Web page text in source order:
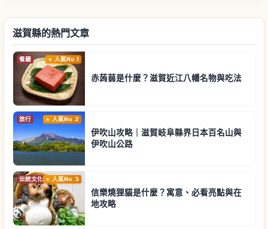
滋賀縣的熱門文章
餐廳 人氣No.1
赤蒟蒻是什麼？滋賀近江八幡名物與吃法
旅行 人氣No.2
伊吹山攻略｜滋賀岐阜縣界日本百名山與
伊吹山公路
伝統文化 人氣No.3
信樂燒狸貓是什麼？寓意、必看亮點與在
地攻略